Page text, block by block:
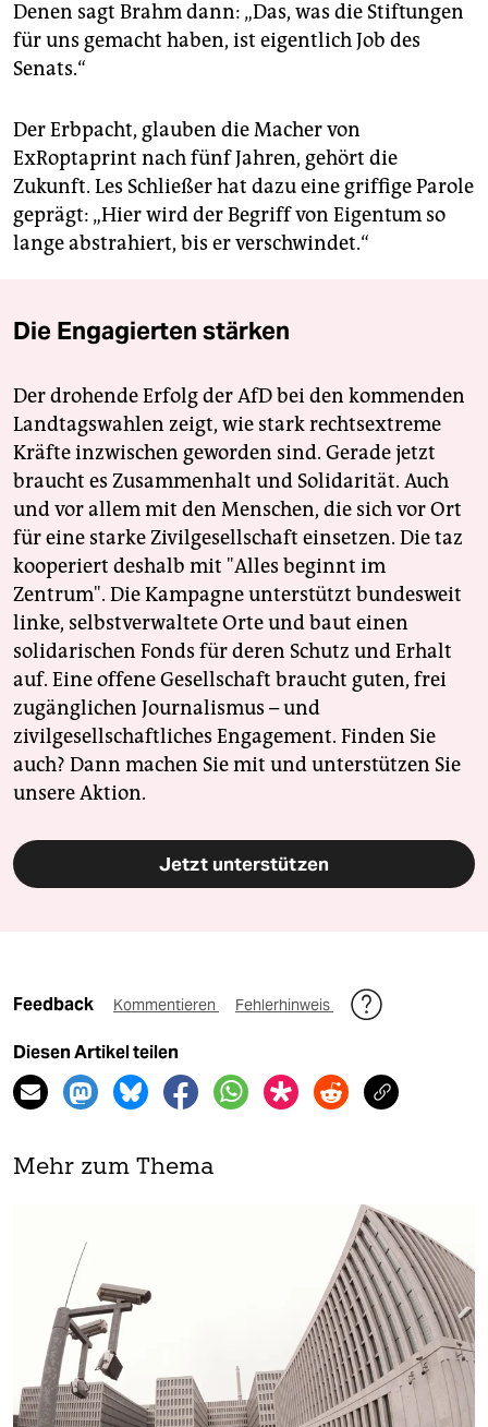
Denen sagt Brahm dann: „Das, was die Stiftungen
für uns gemacht haben, ist eigentlich Job des
Senats.“
Der Erbpacht, glauben die Macher von
ExRoptaprint nach fünf Jahren, gehört die
Zukunft. Les Schließer hat dazu eine griffige Parole
geprägt: „Hier wird der Begriff von Eigentum so
lange abstrahiert, bis er verschwindet.“
Die Engagierten stärken
Der drohende Erfolg der AfD bei den kommenden
Landtagswahlen zeigt, wie stark rechtsextreme
Kräfte inzwischen geworden sind. Gerade jetzt
braucht es Zusammenhalt und Solidarität. Auch
und vor allem mit den Menschen, die sich vor Ort
für eine starke Zivilgesellschaft einsetzen. Die taz
kooperiert deshalb mit "Alles beginnt im
Zentrum". Die Kampagne unterstützt bundesweit
linke, selbstverwaltete Orte und baut einen
solidarischen Fonds für deren Schutz und Erhalt
auf. Eine offene Gesellschaft braucht guten, frei
zugänglichen Journalismus – und
zivilgesellschaftliches Engagement. Finden Sie
auch? Dann machen Sie mit und unterstützen Sie
unsere Aktion.
Jetzt unterstützen
Feedback Kommentieren Fehlerhinweis
Diesen Artikel teilen
Mehr zum Thema